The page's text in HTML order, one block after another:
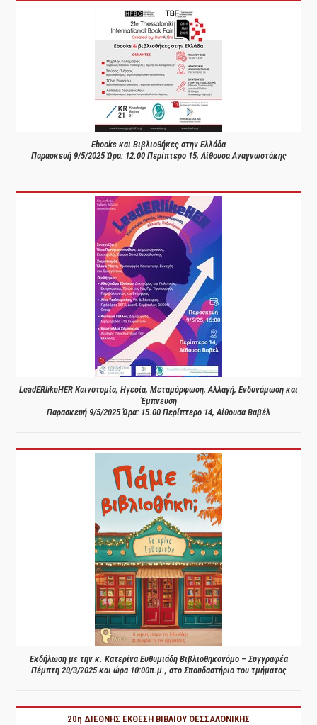
Ebooks και Βιβλιοθήκες στην Ελλάδα
Παρασκευή 9/5/2025 Ώρα: 12.00 Περίπτερο 15, Αίθουσα Αναγνωστάκης
LeadERlikeHER Καινοτομία, Ηγεσία, Μεταμόρφωση, Αλλαγή, Ενδυνάμωση και
Έμπνευση
Παρασκευή 9/5/2025 Ώρα: 15.00 Περίπτερο 14, Αίθουσα Βαβέλ
Εκδήλωση με την κ. Κατερίνα Ευθυμιάδη Βιβλιοθηκονόμο – Συγγραφέα
Πέμπτη 20/3/2025 και ώρα 10:00π.μ., στο Σπουδαστήριο του τμήματος
20η ΔΙΕΘΝΗΣ ΕΚΘΕΣΗ ΒΙΒΛΙΟΥ ΘΕΣΣΑΛΟΝΙΚΗΣ